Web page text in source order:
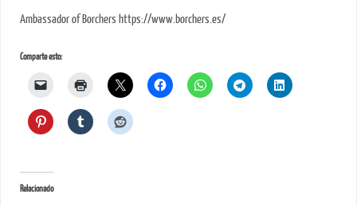
Ambassador of Borchers https://www.borchers.es/
Comparte esto:
Relacionado